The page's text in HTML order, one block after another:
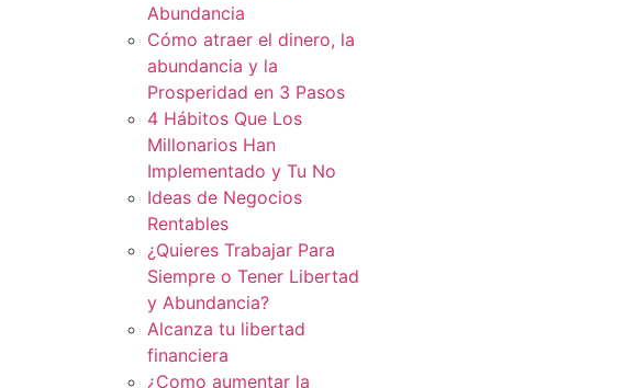
Abundancia
Cómo atraer el dinero, la
abundancia y la
Prosperidad en 3 Pasos
4 Hábitos Que Los
Millonarios Han
Implementado y Tu No
Ideas de Negocios
Rentables
¿Quieres Trabajar Para
Siempre o Tener Libertad
y Abundancia?
Alcanza tu libertad
financiera
¿Como aumentar la